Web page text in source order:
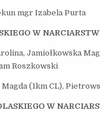
mgr Izabela Purta
W
Jamiołkowska
Roszkowski
Magda (1km CL),
W